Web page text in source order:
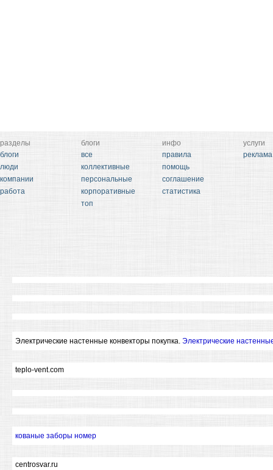
разделы
блоги
люди
компании
работа
блоги
все
коллективные
персональные
корпоративные
топ
инфо
правила
помощь
соглашение
статистика
услуги
реклама
Электрические настенные конвекторы покупка. Электрические
teplo-vent.com
кованые заборы номер
centrosvar.ru